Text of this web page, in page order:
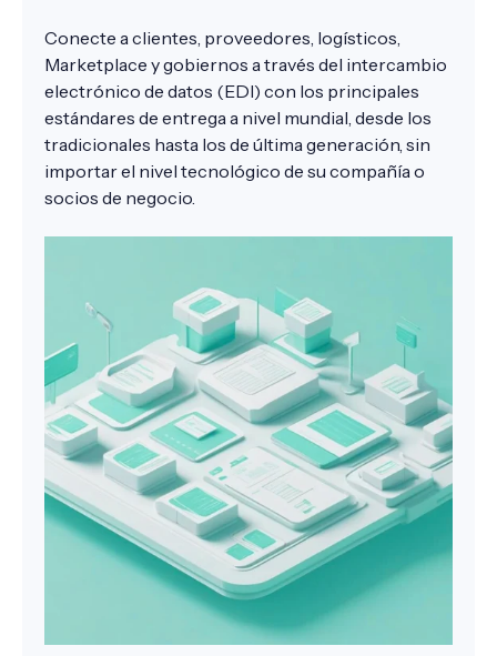
Conecte a clientes, proveedores, logísticos,
Marketplace y gobiernos a través del intercambio
electrónico de datos (EDI) con los principales
estándares de entrega a nivel mundial, desde los
tradicionales hasta los de última generación, sin
importar el nivel tecnológico de su compañía o
socios de negocio.